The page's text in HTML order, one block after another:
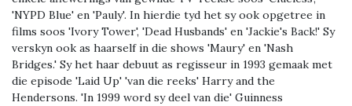
'NYPD Blue' en 'Pauly'. In hierdie tyd het sy ook opgetree in
films soos 'Ivory Tower', 'Dead Husbands' en 'Jackie's Back!' Sy
verskyn ook as haarself in die shows 'Maury' en 'Nash
Bridges.' Sy het haar debuut as regisseur in 1993 gemaak met
die episode 'Laid Up' 'van die reeks' Harry and the
Hendersons. 'In 1999 word sy deel van die' Guinness